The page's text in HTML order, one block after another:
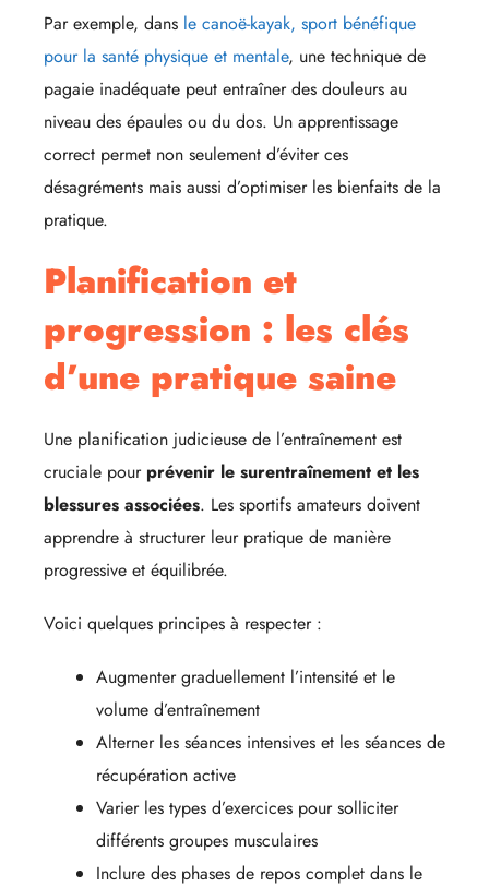
Par exemple, dans le canoë-kayak, sport bénéfique
pour la santé physique et mentale, une technique de
pagaie inadéquate peut entraîner des douleurs au
niveau des épaules ou du dos. Un apprentissage
correct permet non seulement d’éviter ces
désagréments mais aussi d’optimiser les bienfaits de la
pratique.
Planification et
progression : les clés
d’une pratique saine
Une planification judicieuse de l’entraînement est
cruciale pour prévenir le surentraînement et les
blessures associées. Les sportifs amateurs doivent
apprendre à structurer leur pratique de manière
progressive et équilibrée.
Voici quelques principes à respecter :
Augmenter graduellement l’intensité et le
volume d’entraînement
Alterner les séances intensives et les séances de
récupération active
Varier les types d’exercices pour solliciter
différents groupes musculaires
Inclure des phases de repos complet dans le